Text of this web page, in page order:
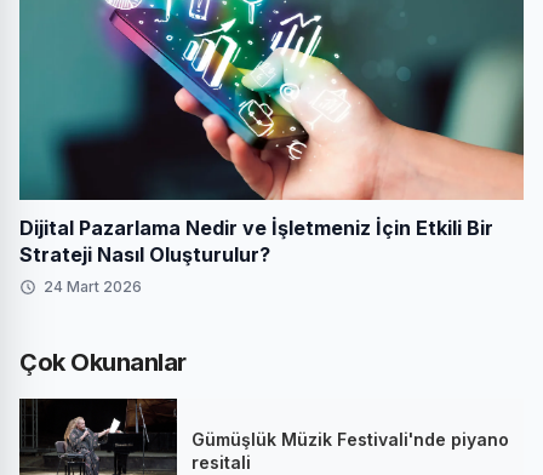
Dijital Pazarlama Nedir ve İşletmeniz İçin Etkili Bir
Strateji Nasıl Oluşturulur?
24 Mart 2026
Çok Okunanlar
Gümüşlük Müzik Festivali'nde piyano
resitali